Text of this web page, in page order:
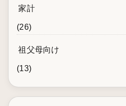
家計
(26)
祖父母向け
(13)